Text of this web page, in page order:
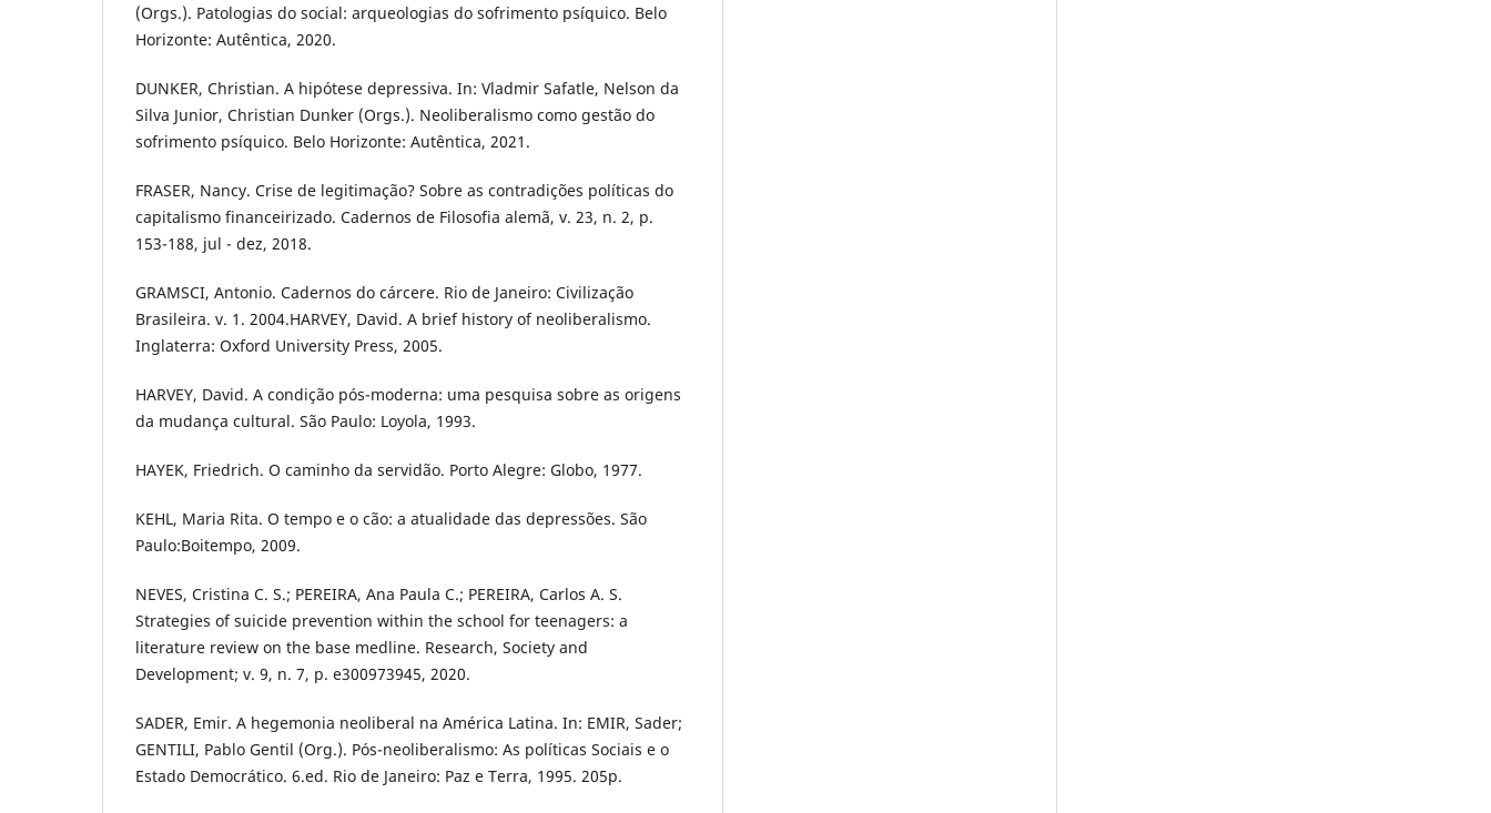
(Orgs.). Patologias do social: arqueologias do sofrimento psíquico. Belo
Horizonte: Autêntica, 2020.
DUNKER, Christian. A hipótese depressiva. In: Vladmir Safatle, Nelson da
Silva Junior, Christian Dunker (Orgs.). Neoliberalismo como gestão do
sofrimento psíquico. Belo Horizonte: Autêntica, 2021.
FRASER, Nancy. Crise de legitimação? Sobre as contradições políticas do
capitalismo financeirizado. Cadernos de Filosofia alemã, v. 23, n. 2, p.
153-188, jul - dez, 2018.
GRAMSCI, Antonio. Cadernos do cárcere. Rio de Janeiro: Civilização
Brasileira. v. 1. 2004.HARVEY, David. A brief history of neoliberalismo.
Inglaterra: Oxford University Press, 2005.
HARVEY, David. A condição pós-moderna: uma pesquisa sobre as origens
da mudança cultural. São Paulo: Loyola, 1993.
HAYEK, Friedrich. O caminho da servidão. Porto Alegre: Globo, 1977.
KEHL, Maria Rita. O tempo e o cão: a atualidade das depressões. São
Paulo:Boitempo, 2009.
NEVES, Cristina C. S.; PEREIRA, Ana Paula C.; PEREIRA, Carlos A. S.
Strategies of suicide prevention within the school for teenagers: a
literature review on the base medline. Research, Society and
Development; v. 9, n. 7, p. e300973945, 2020.
SADER, Emir. A hegemonia neoliberal na América Latina. In: EMIR, Sader;
GENTILI, Pablo Gentil (Org.). Pós-neoliberalismo: As políticas Sociais e o
Estado Democrático. 6.ed. Rio de Janeiro: Paz e Terra, 1995. 205p.